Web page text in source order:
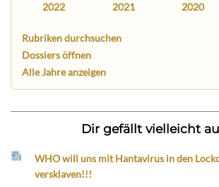
2022 2021 2020
Rubriken durchsuchen
Dossiers öffnen
Alle Jahre anzeigen
Dir gefällt vielleicht
WHO will uns mit Hantavirus in den
versklaven!!!